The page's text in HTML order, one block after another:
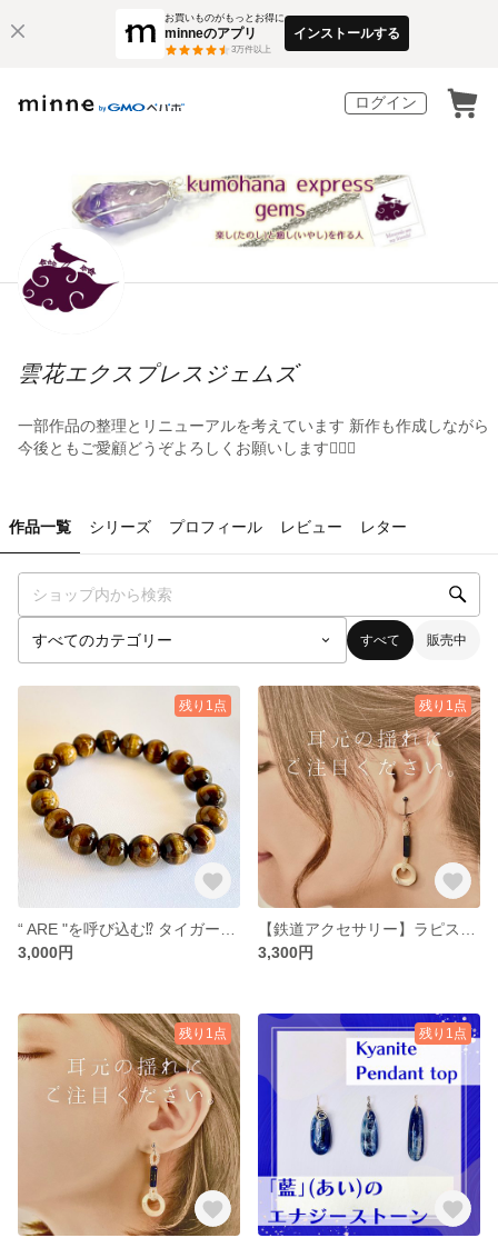
お買いものがもっとお得に
minneのアプリ
3万件以上
インストールする
ログイン
雲花エクスプレスジェムズ
一部作品の整理とリニューアルを考えています 新作も作成しながら
今後ともご愛顧どうぞよろしくお願いします🙇🏻‍♀️
作品一覧 シリーズ プロフィール レビュー レター
すべて 販売中
残り1点
3,000円
残り1点
3,300円
残り1点 残り1点